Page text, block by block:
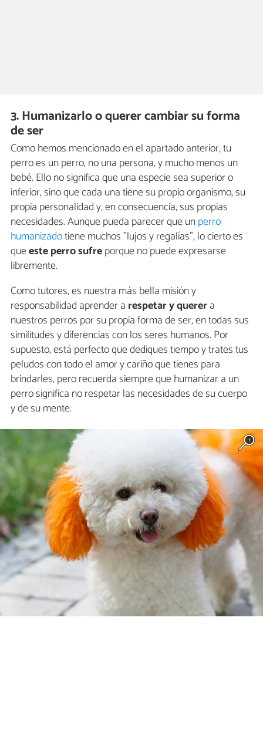
3. Humanizarlo o querer cambiar su forma
de ser
Como hemos mencionado en el apartado anterior, tu
perro es un perro, no una persona, y mucho menos un
bebé. Ello no significa que una especie sea superior o
inferior, sino que cada una tiene su propio organismo, su
propia personalidad y, en consecuencia, sus propias
necesidades. Aunque pueda parecer que unperro
humanizadotiene muchos "lujos y regalías", lo cierto es
queeste perro sufreporque no puede expresarse
libremente.
Como tutores, es nuestra más bella misión y
responsabilidad aprender a respetar y querera
nuestros perros por su propia forma de ser, en todas sus
similitudes y diferencias con los seres humanos. Por
supuesto, está perfecto que dediques tiempo y trates tus
peludos con todo el amor y cariño que tienes para
brindarles, pero recuerda siempre que humanizar a un
perro significa no respetar las necesidades de su cuerpo
y de su mente.